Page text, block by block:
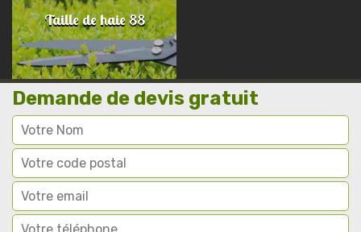
Taille de haie 88
Demande de devis gratuit